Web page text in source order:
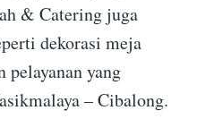
& Catering juga
dekorasi meja
pelayanan yang
– Cibalong.